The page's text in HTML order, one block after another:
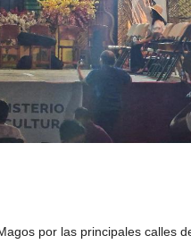
por las principales calles